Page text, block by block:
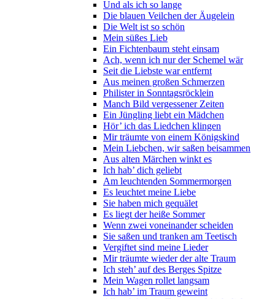
Und als ich so lange
Die blauen Veilchen der Äugelein
Die Welt ist so schön
Mein süßes Lieb
Ein Fichtenbaum steht einsam
Ach, wenn ich nur der Schemel wär
Seit die Liebste war entfernt
Aus meinen großen Schmerzen
Philister in Sonntagsröcklein
Manch Bild vergessener Zeiten
Ein Jüngling liebt ein Mädchen
Hör’ ich das Liedchen klingen
Mir träumte von einem Königskind
Mein Liebchen, wir saßen beisammen
Aus alten Märchen winkt es
Ich hab’ dich geliebt
Am leuchtenden Sommermorgen
Es leuchtet meine Liebe
Sie haben mich gequälet
Es liegt der heiße Sommer
Wenn zwei voneinander scheiden
Sie saßen und tranken am Teetisch
Vergiftet sind meine Lieder
Mir träumte wieder der alte Traum
Ich steh’ auf des Berges Spitze
Mein Wagen rollet langsam
Ich hab’ im Traum geweint